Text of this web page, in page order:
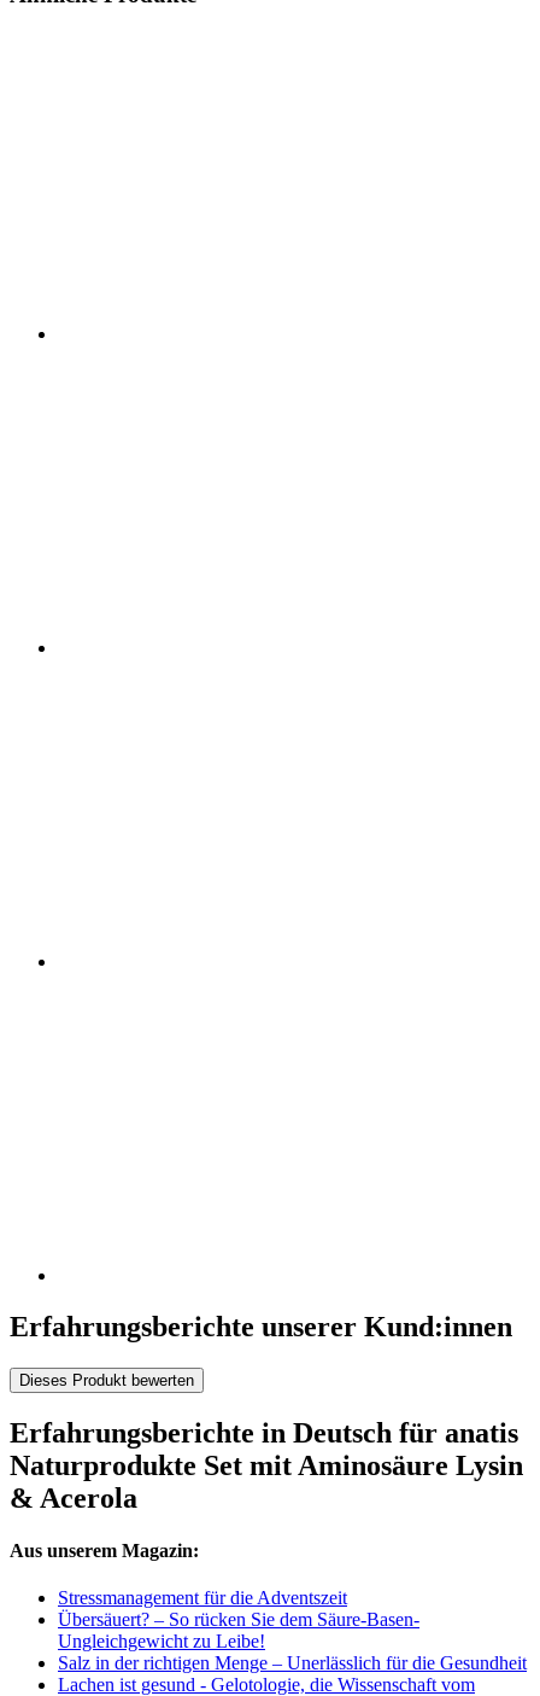
Erfahrungsberichte unserer Kund:innen
Dieses Produkt bewerten
Erfahrungsberichte in Deutsch für anatis
Naturprodukte Set mit Aminosäure Lysin
& Acerola
Aus unserem Magazin:
Stressmanagement für die Adventszeit
Übersäuert? – So rücken Sie dem Säure-Basen-
Ungleichgewicht zu Leibe!
Salz in der richtigen Menge – Unerlässlich für die Gesundheit
Lachen ist gesund - Gelotologie, die Wissenschaft vom